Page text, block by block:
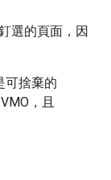
選的頁面，因
可捨棄的
，且